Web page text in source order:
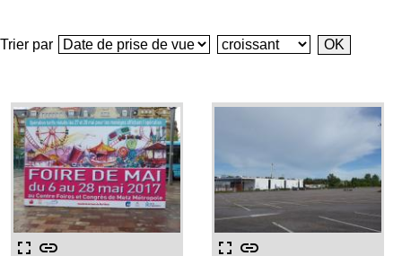
Trier par
fullscreen link fullscreen link